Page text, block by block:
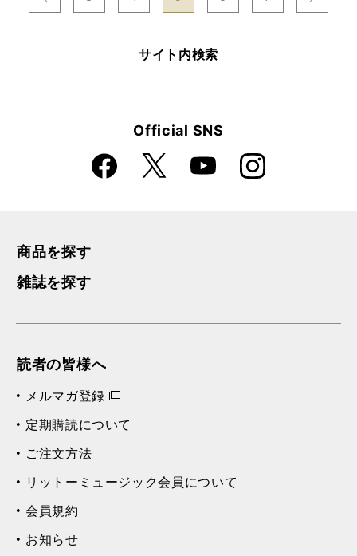
サイト内検索
Official SNS
Faceboo
k
X YouTube Instagra
m
商品を探す
雑誌を探す
読者の皆様へ
メルマガ登録
定期購読について
ご注文方法
リットーミュージック会員について
会員規約
お知らせ